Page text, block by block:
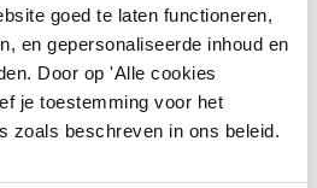
goed te laten functioneren,
en gepersonaliseerde inhoud en
Door op 'Alle cookies
je toestemming voor het
zoals beschreven in ons beleid.
Sapho
5.4 cm Chroom
Sapho Magnetisch 5.4 cm
☆ Altijd de beste prijs ☆ Kwaliteit
A-merke...